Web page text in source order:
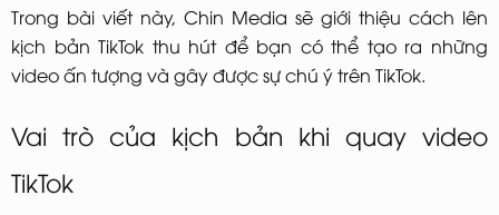
Trong bài viết này, Chin Media sẽ giới thiệu cách lên
kịch bản TikTok thu hút để bạn có thể tạo ra những
video ấn tượng và gây được sự chú ý trên TikTok.
Vai trò của kịch bản khi quay video
TikTok